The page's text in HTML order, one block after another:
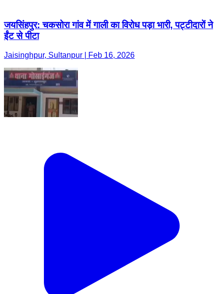
जयसिंहपुर: चकसोरा गांव में गाली का विरोध पड़ा भारी, पट्टीदारों ने
ईंट से पीटा
Jaisinghpur, Sultanpur | Feb 16, 2026